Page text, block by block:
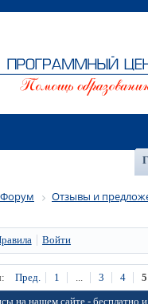
Форум Отзывы и
Войти
Пред. 1 3 4 5
на нашем сайте - бесплатно